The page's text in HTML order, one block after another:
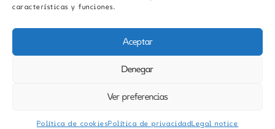
características y funciones.
Aceptar
Denegar
Ver preferencias
Política de cookiesPolítica de privacidad Legal notice
Contact us
Legal notice
Legal notice
Política de cookies (UE)
Política de cookies (UE)